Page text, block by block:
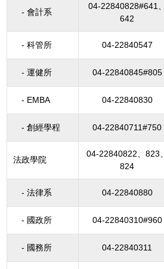
- 會計系
04-22840828#641、
642
- 科管所 04-22840547
- 運健所 04-22840845#805
- EMBA 04-22840830
- 創經學程 04-22840711#750
法政學院
04-22840822、823、
824
- 法律系 04-22840880
- 國政所 04-22840310#960
- 國務所 04-22840311